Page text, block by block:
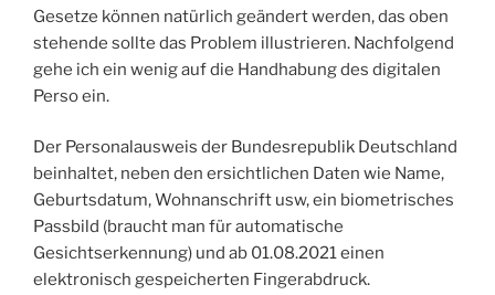
Gesetze können natürlich geändert werden, das oben
stehende sollte das Problem illustrieren. Nachfolgend
gehe ich ein wenig auf die Handhabung des digitalen
Perso ein.
Der Personalausweis der Bundesrepublik Deutschland
beinhaltet, neben den ersichtlichen Daten wie Name,
Geburtsdatum, Wohnanschrift usw, ein biometrisches
Passbild (braucht man für automatische
Gesichtserkennung) und ab 01.08.2021 einen
elektronisch gespeicherten Fingerabdruck.